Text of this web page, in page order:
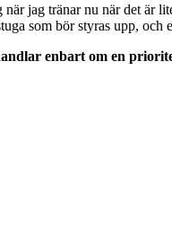
jag tränar nu när det är
som bör styras upp,
enbart om en